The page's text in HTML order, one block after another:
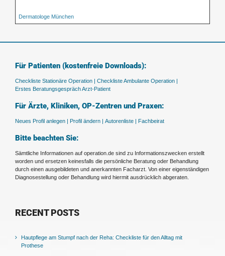
Dermatologe München
Für Patienten (kostenfreie Downloads):
Checkliste Stationäre Operation |
Checkliste Ambulante Operation |
Erstes Beratungsgespräch Arzt-Patient
Für Ärzte, Kliniken, OP-Zentren und Praxen:
Neues Profil anlegen | Profil ändern | Autorenliste | Fachbeirat
Bitte beachten Sie:
Sämtliche Informationen auf operation.de sind zu Informationszwecken erstellt
worden und ersetzen keinesfalls die persönliche Beratung oder Behandlung
durch einen ausgebildeten und anerkannten Facharzt. Von einer eigenständigen
Diagnosestellung oder Behandlung wird hiermit ausdrücklich abgeraten.
RECENT POSTS
Hautpflege am Stumpf nach der Reha: Checkliste für den Alltag mit
Prothese